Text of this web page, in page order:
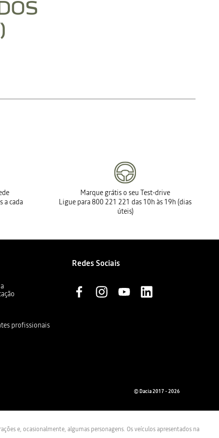
a cada
Marque grátis o seu Test-drive
Ligue para 800 221 221 das 10h às 19h (dias
úteis)
profissionais
Redes Sociais
© Dacia 2017 - 2026
e, ocasionalmente, algumas personagens. Os veículos apresentados na